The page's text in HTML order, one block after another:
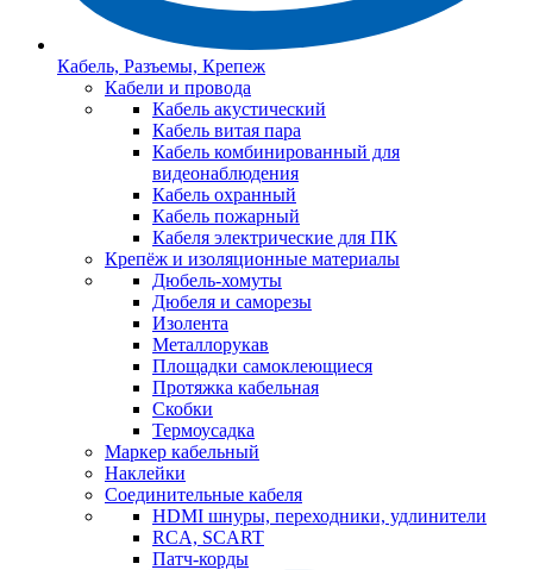
Кабель, Разъемы, Крепеж
Кабели и провода
Кабель акустический
Кабель витая пара
Кабель комбинированный для
видеонаблюдения
Кабель охранный
Кабель пожарный
Кабеля электрические для ПК
Крепёж и изоляционные материалы
Дюбель-хомуты
Дюбеля и саморезы
Изолента
Металлорукав
Площадки самоклеющиеся
Протяжка кабельная
Скобки
Термоусадка
Маркер кабельный
Наклейки
Соединительные кабеля
HDMI шнуры, переходники, удлинители
RCA, SCART
Патч-корды